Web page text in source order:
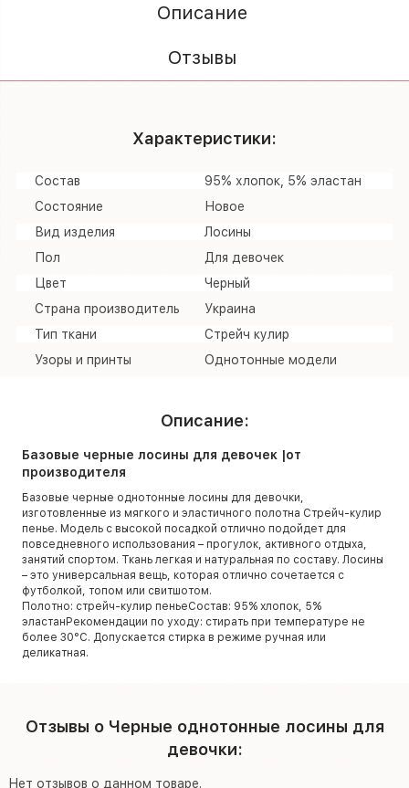
Описание
Отзывы
Характеристики:
Состав
95% хлопок, 5% эластан
Состояние
Новое
Вид изделия
Лосины
Пол
Для девочек
Цвет
Черный
Страна производитель
Украина
Тип ткани
Стрейч кулир
Узоры и принты
Однотонные модели
Описание:
Базовые черные лосины для девочек |от
производителя
Базовые черные однотонные лосины для девочки,
изготовленные из мягкого и эластичного полотна Стрейч-кулир
пенье. Модель с высокой посадкой отлично подойдет для
повседневного использования – прогулок, активного отдыха,
занятий спортом. Ткань легкая и натуральная по составу. Лосины
– это универсальная вещь, которая отлично сочетается с
футболкой, топом или свитшотом.
Полотно: стрейч-кулир пеньеСостав: 95% хлопок, 5%
эластанРекомендации по уходу: стирать при температуре не
более 30°C. Допускается стирка в режиме ручная или
деликатная.
Отзывы о Черные однотонные лосины для
девочки:
Нет отзывов о данном товаре.